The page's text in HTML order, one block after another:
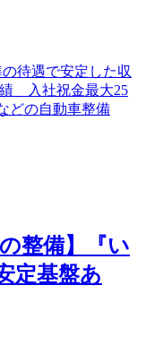
整備】『い
定基盤あ